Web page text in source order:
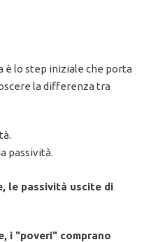
è lo step iniziale che porta
la differenza tra
passività.
le passività uscite di
i "poveri" comprano